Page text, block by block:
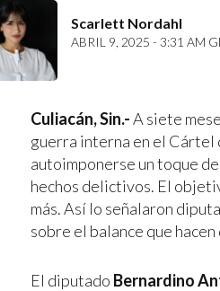
Scarlett Nordahl
ABRIL 9, 2025 - 3:31 AM
Culiacán, Sin.-A siete
guerra interna en el Cártel
autoimponerse un toque
hechos delictivos. El
más. Así lo señalaron
sobre el balance que
El diputado Bernardino